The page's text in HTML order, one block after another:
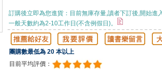
訂購後立即為您進貨：目前無庫存量,讀者下訂後,開始進
一般天數約為2-10工作日(不含例假日)。
團購數最低為 20 本以上
目前平均評價：